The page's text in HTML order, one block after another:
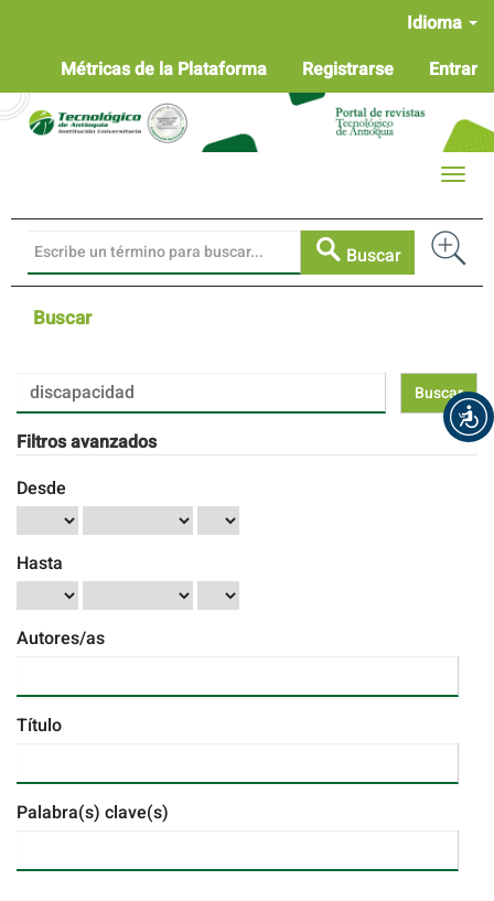
Contenido
principal
Barra
lateral
Idioma
Métricas de la Plataforma
Registrarse Entrar
Buscar
Toggle
Buscar
Buscar
artículos
por
Filtros avanzados
Desde
Hasta
Autores/as
Título
Palabra(s) clave(s)